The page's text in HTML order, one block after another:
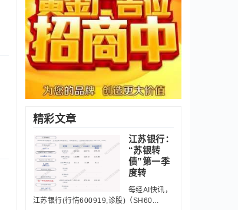
精彩文章
江苏银行：
“苏银转
债”第一季
度转
每经AI快讯，
江苏银行(行情600919,诊股)（SH60...